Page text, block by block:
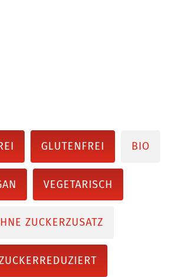
GLUTENFREI BIO
VEGETARISCH
ZUCKERZUSATZ